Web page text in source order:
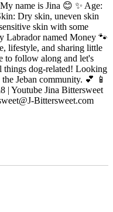
name is Jina 😊 ✨ Age:
Dry skin, uneven skin
skin with some
Labrador named Money 🐾
lifestyle, and sharing little
to follow along and let's
things dog-related! Looking
Jeban community. 💕 📱
| Youtube Jina Bittersweet
Bittersweet.com